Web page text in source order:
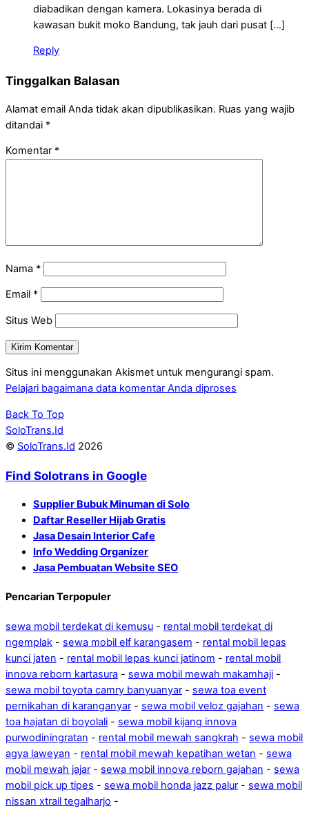
diabadikan dengan kamera. Lokasinya berada di
kawasan bukit moko Bandung, tak jauh dari pusat […]
Reply
Tinggalkan Balasan
Alamat email Anda tidak akan dipublikasikan. Ruas yang wajib
ditandai *
Komentar *
Nama *
Email *
Situs Web
Situs ini menggunakan Akismet untuk mengurangi spam.
Pelajari bagaimana data komentar Anda diproses
Back To Top
SoloTrans.Id
© SoloTrans.Id 2026
Find Solotrans in Google
Supplier Bubuk Minuman di Solo
Daftar Reseller Hijab Gratis
Jasa Desain Interior Cafe
Info Wedding Organizer
Jasa Pembuatan Website SEO
Pencarian Terpopuler
sewa mobil terdekat di kemusu - rental mobil terdekat di
ngemplak - sewa mobil elf karangasem - rental mobil lepas
kunci jaten - rental mobil lepas kunci jatinom - rental mobil
innova reborn kartasura - sewa mobil mewah makamhaji -
sewa mobil toyota camry banyuanyar - sewa toa event
pernikahan di karanganyar - sewa mobil veloz gajahan - sewa
toa hajatan di boyolali - sewa mobil kijang innova
purwodiningratan - rental mobil mewah sangkrah - sewa mobil
agya laweyan - rental mobil mewah kepatihan wetan - sewa
mobil mewah jajar - sewa mobil innova reborn gajahan - sewa
mobil pick up tipes - sewa mobil honda jazz palur - sewa mobil
nissan xtrail tegalharjo -